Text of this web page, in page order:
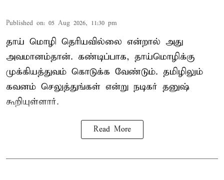
Published on: 05 Aug 2026, 11:30 pm
தாய் மொழி தெரியவில்லை என்றால் அது
அவமானம்தான். கண்டிப்பாக, தாய்மொழிக்கு
முக்கியத்துவம் கொடுக்க வேண்டும். தமிழிலும்
கவனம் செலுத்துங்கள் என்று நடிகர் தனுஷ்
கூறியுள்ளார்.
Read More